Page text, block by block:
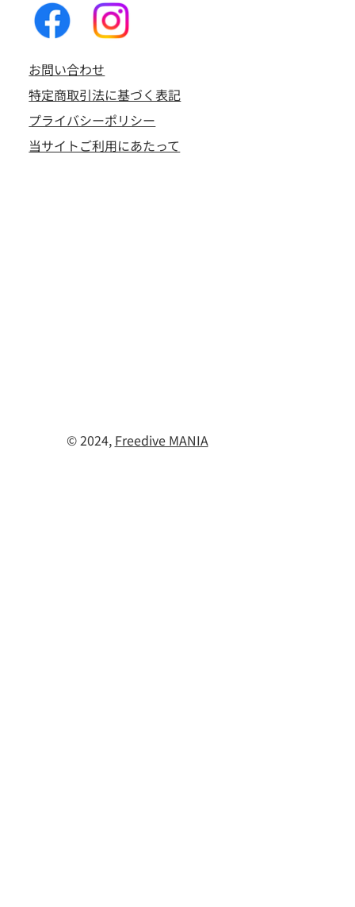
お問い合わせ
特定商取引法に基づく表記
プライバシーポリシー
当サイトご利用にあたって
© 2024, Freedive MANIA